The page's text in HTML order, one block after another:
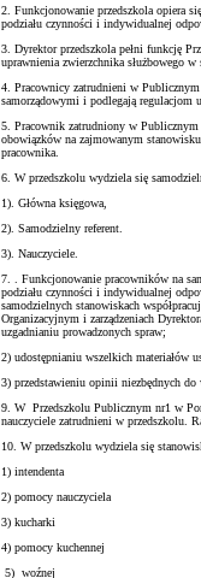
2. Funkcjonowanie przedszkola opiera
podziału czynności i indywidualnej
3. Dyrektor przedszkola pełni funkcję
uprawnienia zwierzchnika służbowego
4. Pracownicy zatrudnieni w
samorządowymi i podlegają regulacjom
5. Pracownik zatrudniony w Publicznym
obowiązków na zajmowanym
pracownika.
6. W przedszkolu wydziela się
1). Główna księgowa,
2). Samodzielny referent.
3). Nauczyciele.
7. . Funkcjonowanie pracowników na
podziału czynności i indywidualnej
samodzielnych stanowiskach
Organizacyjnym i zarządzeniach
uzgadnianiu prowadzonych spraw;
2) udostępnianiu wszelkich materiałów
3) przedstawieniu opinii niezbędnych do
9. W Przedszkolu Publicznym nr1 w
nauczyciele zatrudnieni w przedszkolu.
10. W przedszkolu wydziela się
1) intendenta
2) pomocy nauczyciela
3) kucharki
4) pomocy kuchennej
5) woźnej